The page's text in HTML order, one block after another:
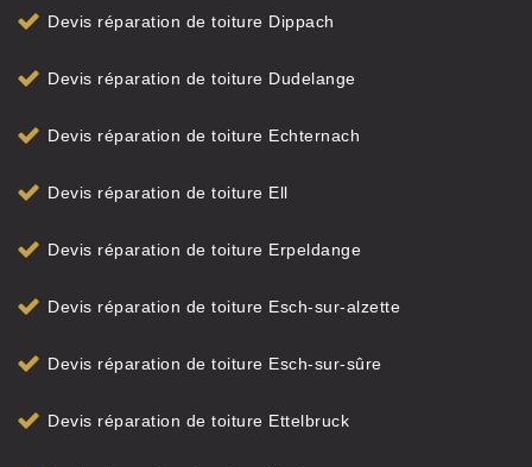
Devis réparation de toiture Dippach
Devis réparation de toiture Dudelange
Devis réparation de toiture Echternach
Devis réparation de toiture Ell
Devis réparation de toiture Erpeldange
Devis réparation de toiture Esch-sur-alzette
Devis réparation de toiture Esch-sur-sûre
Devis réparation de toiture Ettelbruck